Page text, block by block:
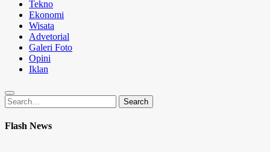
Tekno
Ekonomi
Wisata
Advetorial
Galeri Foto
Opini
Iklan
Search
for:
Search
Flash News